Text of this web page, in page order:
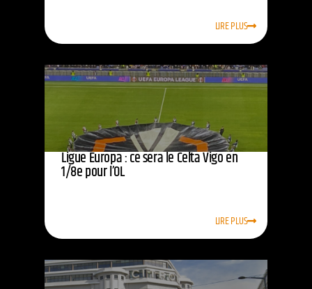
LIRE PLUS
Ligue Europa : ce sera le Celta Vigo en
1/8e pour l’OL
LIRE PLUS